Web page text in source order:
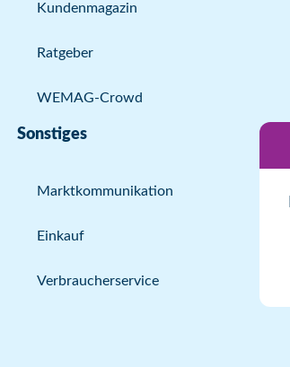
Kundenmagazin
Ratgeber
WEMAG-Crowd
Sonstiges
Marktkommunikation
Einkauf
Verbraucherservice